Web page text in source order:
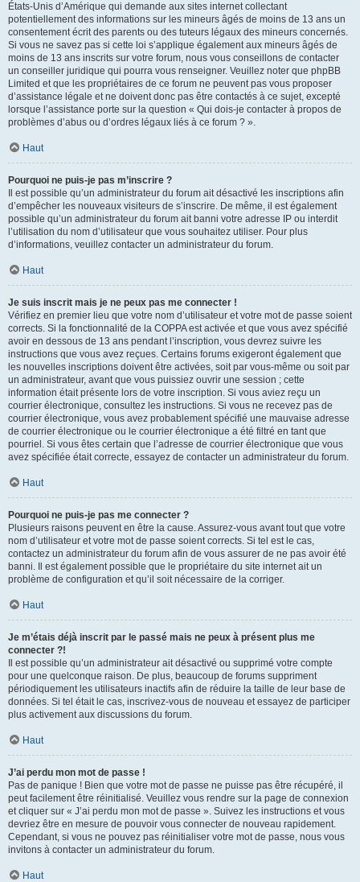
États-Unis d’Amérique qui demande aux sites internet collectant
potentiellement des informations sur les mineurs âgés de moins de 13 ans un
consentement écrit des parents ou des tuteurs légaux des mineurs concernés.
Si vous ne savez pas si cette loi s’applique également aux mineurs âgés de
moins de 13 ans inscrits sur votre forum, nous vous conseillons de contacter
un conseiller juridique qui pourra vous renseigner. Veuillez noter que phpBB
Limited et que les propriétaires de ce forum ne peuvent pas vous proposer
d’assistance légale et ne doivent donc pas être contactés à ce sujet, excepté
lorsque l’assistance porte sur la question « Qui dois-je contacter à propos de
problèmes d’abus ou d’ordres légaux liés à ce forum ? ».
Haut
Pourquoi ne puis-je pas m’inscrire ?
Il est possible qu’un administrateur du forum ait désactivé les inscriptions afin
d’empêcher les nouveaux visiteurs de s’inscrire. De même, il est également
possible qu’un administrateur du forum ait banni votre adresse IP ou interdit
l’utilisation du nom d’utilisateur que vous souhaitez utiliser. Pour plus
d’informations, veuillez contacter un administrateur du forum.
Haut
Je suis inscrit mais je ne peux pas me connecter !
Vérifiez en premier lieu que votre nom d’utilisateur et votre mot de passe soient
corrects. Si la fonctionnalité de la COPPA est activée et que vous avez spécifié
avoir en dessous de 13 ans pendant l’inscription, vous devrez suivre les
instructions que vous avez reçues. Certains forums exigeront également que
les nouvelles inscriptions doivent être activées, soit par vous-même ou soit par
un administrateur, avant que vous puissiez ouvrir une session ; cette
information était présente lors de votre inscription. Si vous aviez reçu un
courrier électronique, consultez les instructions. Si vous ne recevez pas de
courrier électronique, vous avez probablement spécifié une mauvaise adresse
de courrier électronique ou le courrier électronique a été filtré en tant que
pourriel. Si vous êtes certain que l’adresse de courrier électronique que vous
avez spécifiée était correcte, essayez de contacter un administrateur du forum.
Haut
Pourquoi ne puis-je pas me connecter ?
Plusieurs raisons peuvent en être la cause. Assurez-vous avant tout que votre
nom d’utilisateur et votre mot de passe soient corrects. Si tel est le cas,
contactez un administrateur du forum afin de vous assurer de ne pas avoir été
banni. Il est également possible que le propriétaire du site internet ait un
problème de configuration et qu’il soit nécessaire de la corriger.
Haut
Je m’étais déjà inscrit par le passé mais ne peux à présent plus me
connecter ?!
Il est possible qu’un administrateur ait désactivé ou supprimé votre compte
pour une quelconque raison. De plus, beaucoup de forums suppriment
périodiquement les utilisateurs inactifs afin de réduire la taille de leur base de
données. Si tel était le cas, inscrivez-vous de nouveau et essayez de participer
plus activement aux discussions du forum.
Haut
J’ai perdu mon mot de passe !
Pas de panique ! Bien que votre mot de passe ne puisse pas être récupéré, il
peut facilement être réinitialisé. Veuillez vous rendre sur la page de connexion
et cliquer sur « J’ai perdu mon mot de passe ». Suivez les instructions et vous
devriez être en mesure de pouvoir vous connecter de nouveau rapidement.
Cependant, si vous ne pouvez pas réinitialiser votre mot de passe, nous vous
invitons à contacter un administrateur du forum.
Haut